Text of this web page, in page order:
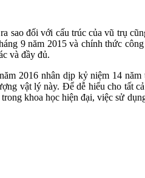
sao đối với cấu trúc của vũ trụ
9 năm 2015 và chính thức
và đầy đủ.
2016 nhân dịp kỷ niệm 14
vật lý này. Để dễ hiểu cho tất
khoa học hiện đại, việc sử